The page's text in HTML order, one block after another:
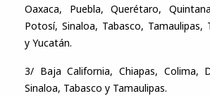
Oaxaca, Puebla, Querétaro,
Potosí, Sinaloa, Tabasco, Tamaulipas,
y Yucatán.
3/ Baja California, Chiapas, Colima,
Sinaloa, Tabasco y Tamaulipas.